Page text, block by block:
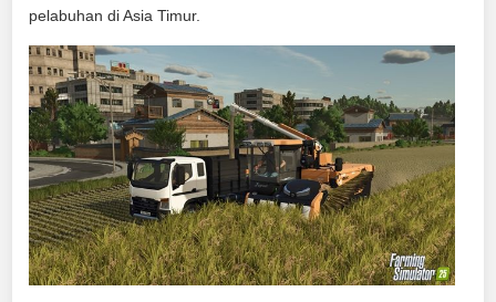
pelabuhan di Asia Timur.